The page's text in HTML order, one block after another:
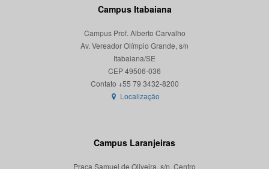
Campus Itabaiana
Campus Prof. Alberto Carvalho
Av. Vereador Olímpio Grande, s/n
Itabaiana/SE
CEP 49506-036
Localização
Campus Laranjeiras
Praça Samuel de Oliveira, s/n, Centro